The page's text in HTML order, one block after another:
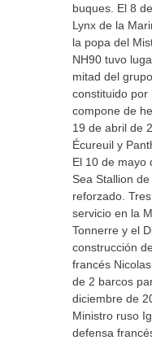
buques. El 8
Lynx de la
la popa del
NH90 tuvo
mitad del
constituido por
compone de
19 de abril de
Écureuil y
El 10 de mayo
Sea Stallion
reforzado.
servicio en la
Tonnerre y el
construcción
francés
de 2 barcos
diciembre de
Ministro ruso
defensa